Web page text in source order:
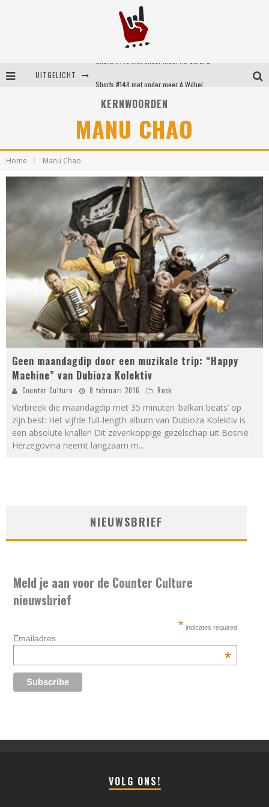
UITGELICHT
KERNWOORDEN
MANU CHAO
Home Manu Chao
Geen maandagdip door een muzikale trip: “Happy
Machine” van Dubioza Kolektiv
Counter Culture 8 februari 2016 Rock
Verbreek die maandagdip met 35 minuten ‘balkan beats’ op
zijn best: Het vijfde full-length album van Dubioza Kolektiv is
een absolute knaller! Dit zevenkoppige gezelschap uit Bosnië
Herzegovina neemt langzaam m...
NIEUWSBRIEF
Meld je aan voor de Counter Culture
nieuwsbrief
* indicates required
Emailadres
*
VOLG ONS!